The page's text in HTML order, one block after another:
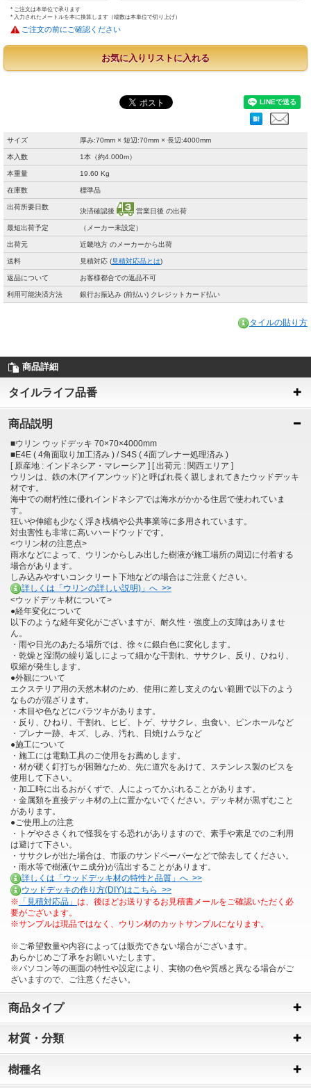
* ご注文は本単位で承ります
* 入力されたメートルを本に換算します（端数は本単位で切り上げ）
ご注文の前にご確認ください
お気に入りリストに入れる
サイズ 厚み:70mm × 短辺:70mm × 長辺:4000mm
本入数 1本（約4.000m）
本重量 19.60 Kg
在庫数 標準品
出荷所要日数
決済確認後 営業日後 の出荷
最短出荷予定 （メーカー未設定）
出荷元 近畿地方 のメーカーから出荷
送料 見積対応 (見積対応品とは)
返品について お客様都合での返品不可
利用可能決済方法 銀行お振込み (前払い) クレジットカード払い
タイルの貼り方
商品詳細
タイルライフ品番
商品説明
■ウリン ウッドデッキ 70×70×4000mm
■E4E ( 4角面取り加工済み ) / S4S ( 4面プレナー処理済み )
[ 原産地 : インドネシア・マレーシア ] [ 出荷元 : 関西エリア ]
ウリンは、鉄の木(アイアンウッド)と呼ばれ長く親しまれてきたウッドデッキ
材です。
海中での耐朽性に優れインドネシアでは海水がかかる住居で使われていま
す。
狂いや伸縮も少なく浮き桟橋や公共事業等に多用されています。
対虫害性も非常に高いハードウッドです。
<ウリン材の注意点>
雨水などによって、ウリンからしみ出した樹液が施工場所の周辺に付着する
場合があります。
しみ込みやすいコンクリート下地などの場合はご注意ください。
詳しくは「ウリンの詳しい説明)」へ >>
<ウッドデッキ材について>
●経年変化について
以下のような経年変化がございますが、耐久性・強度上の支障はありませ
ん。
・雨や日光のあたる場所では、徐々に銀白色に変化します。
・乾燥と湿潤の繰り返しによって細かな干割れ、ササクレ、反り、ひねり、
収縮が発生します。
●外観について
エクステリア用の天然木材のため、使用に差し支えのない範囲で以下のよう
なものが混ざります。
・木目や色などにバラツキがあります。
・反り、ひねり、干割れ、ヒビ、トゲ、ササクレ、虫食い、ピンホールなど
・プレナー跡、キズ、しみ、汚れ、日焼けムラなど
●施工について
・施工には電動工具のご使用をお薦めします。
・材が硬く釘打ちが困難なため、先に道穴をあけて、ステンレス製のビスを
使用して下さい。
・加工時に出るおがくずで、人によってかぶれることがあります。
・金属類を直接デッキ材の上に置かないでください。デッキ材が黒ずむこと
があります。
●ご使用上の注意
・トゲやささくれで怪我をする恐れがありますので、素手や素足でのご利用
は避けて下さい。
・ササクレが出た場合は、市販のサンドペーパーなどで除去してください。
・雨水等で樹液(ヤニ成分)が流出することがあります。
詳しくは「ウッドデッキ材の特性と品質」へ >>
ウッドデッキの作り方(DIY)はこちら >>
※ 「見積対応品」 は、後ほどお送りするお見積書メールをご確認いただく必
要がございます。
※サンプルは現品ではなく、ウリン材のカットサンプルになります。
※ご希望数量や内容によっては販売できない場合がございます。
あらかじめご了承をお願いいたします。
※パソコン等の画面の特性や設定により、実物の色や質感と異なる場合がご
ざいますので、ご注意ください。
商品タイプ
材質・分類
樹種名